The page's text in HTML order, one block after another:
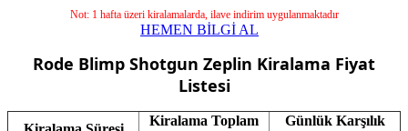
Not: 1 hafta üzeri kiralamalarda, ilave indirim uygulanmaktadır
HEMEN BİLGİ AL
Rode Blimp Shotgun Zeplin Kiralama Fiyat
Listesi
Kiralama Toplam
Günlük Karşılık